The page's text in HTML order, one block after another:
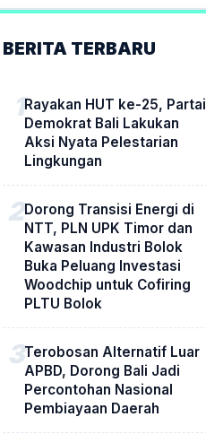
BERITA TERBARU
Rayakan HUT ke-25, Partai
Demokrat Bali Lakukan
Aksi Nyata Pelestarian
Lingkungan
Dorong Transisi Energi di
NTT, PLN UPK Timor dan
Kawasan Industri Bolok
Buka Peluang Investasi
Woodchip untuk Cofiring
PLTU Bolok
Terobosan Alternatif Luar
APBD, Dorong Bali Jadi
Percontohan Nasional
Pembiayaan Daerah